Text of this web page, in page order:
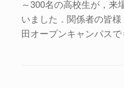
～300名の高校生が，来
いました．関係者の皆
田オープンキャンパスで